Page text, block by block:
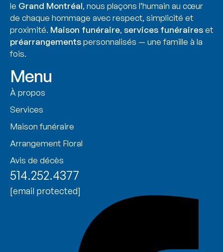
le Grand Montréal, nous plaçons l’humain au cœur
de chaque hommage avec respect, simplicité et
proximité. Maison funéraire,services funéraireset
préarrangementspersonnalisés — une famille à la
fois.
Menu
À propos
Services
Maison funéraire
Arrangement Floral
Avis de décès
514.252.4377
[email protected]